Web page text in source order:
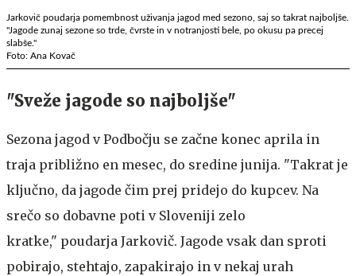
Jarkovič poudarja pomembnost uživanja jagod med sezono, saj so takrat najboljše.
"Jagode zunaj sezone so trde, čvrste in v notranjosti bele, po okusu pa precej
slabše."
Foto: Ana Kovač
"Sveže jagode so najboljše"
Sezona jagod v Podbočju se začne konec aprila in
traja približno en mesec, do sredine junija. "Takrat je
ključno, da jagode čim prej pridejo do kupcev. Na
srečo so dobavne poti v Sloveniji zelo
kratke," poudarja Jarkovič. Jagode vsak dan sproti
pobirajo, stehtajo, zapakirajo in v nekaj urah